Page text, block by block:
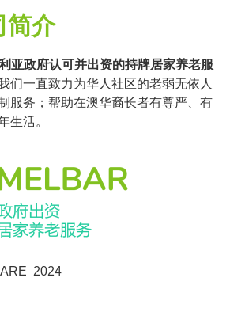
简介
亚政府认可并出资的持牌居家养老服
们一直致力为华人社区的老弱无依人
服务；帮助在澳华裔长者有尊严、有
生活。
2024